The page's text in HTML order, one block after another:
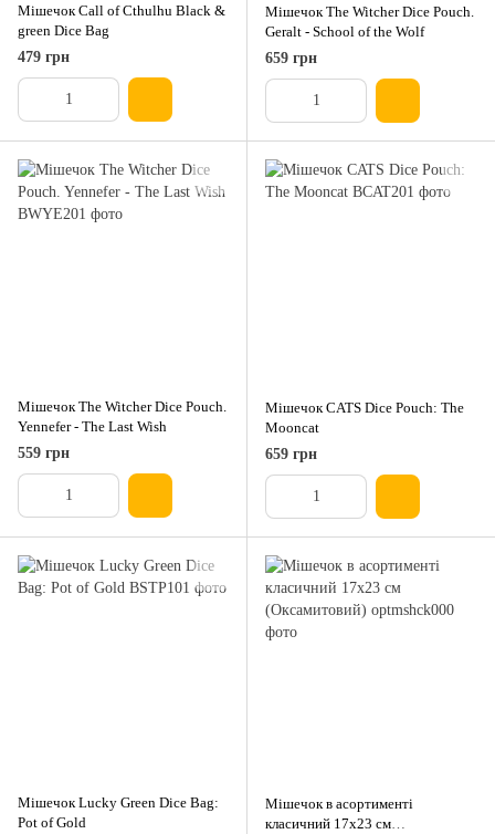
Мішечок Call of Cthulhu Black &
green Dice Bag
479 грн
Мішечок The Witcher Dice Pouch.
Geralt - School of the Wolf
659 грн
Мішечок The Witcher Dice Pouch.
Yennefer - The Last Wish
559 грн
Мішечок CATS Dice Pouch: The
Mooncat
659 грн
Мішечок Lucky Green Dice Bag:
Pot of Gold
Мішечок в асортименті
класичний 17х23 см